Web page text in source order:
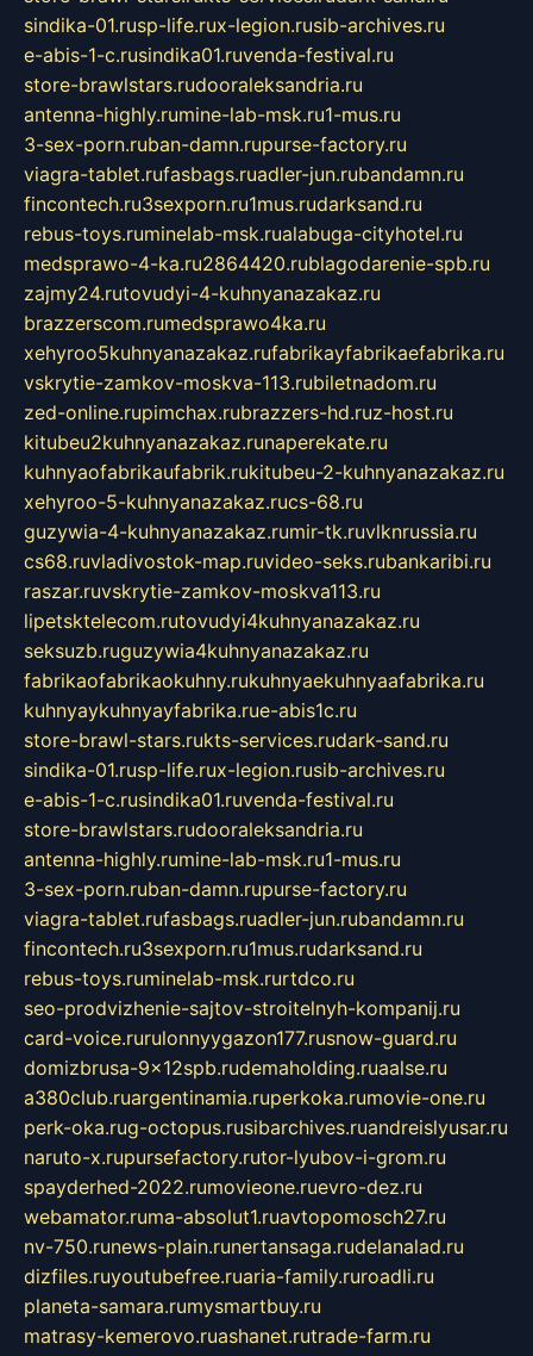
sindika-01.rusp-life.rux-legion.rusib-archives.ru
e-abis-1-c.rusindika01.ruvenda-festival.ru
store-brawlstars.rudooraleksandria.ru
antenna-highly.rumine-lab-msk.ru1-mus.ru
3-sex-porn.ruban-damn.rupurse-factory.ru
viagra-tablet.rufasbags.ruadler-jun.rubandamn.ru
fincontech.ru3sexporn.ru1mus.rudarksand.ru
rebus-toys.ruminelab-msk.rualabuga-cityhotel.ru
medsprawo-4-ka.ru2864420.rublagodarenie-spb.ru
zajmy24.rutovudyi-4-kuhnyanazakaz.ru
brazzerscom.rumedsprawo4ka.ru
xehyroo5kuhnyanazakaz.rufabrikayfabrikaefabrika.ru
vskrytie-zamkov-moskva-113.rubiletnadom.ru
zed-online.rupimchax.rubrazzers-hd.ruz-host.ru
kitubeu2kuhnyanazakaz.runaperekate.ru
kuhnyaofabrikaufabrik.rukitubeu-2-kuhnyanazakaz.ru
xehyroo-5-kuhnyanazakaz.rucs-68.ru
guzywia-4-kuhnyanazakaz.rumir-tk.ruvlknrussia.ru
cs68.ruvladivostok-map.ruvideo-seks.rubankaribi.ru
raszar.ruvskrytie-zamkov-moskva113.ru
lipetsktelecom.rutovudyi4kuhnyanazakaz.ru
seksuzb.ruguzywia4kuhnyanazakaz.ru
fabrikaofabrikaokuhny.rukuhnyaekuhnyaafabrika.ru
kuhnyaykuhnyayfabrika.rue-abis1c.ru
store-brawl-stars.rukts-services.rudark-sand.ru
sindika-01.rusp-life.rux-legion.rusib-archives.ru
e-abis-1-c.rusindika01.ruvenda-festival.ru
store-brawlstars.rudooraleksandria.ru
antenna-highly.rumine-lab-msk.ru1-mus.ru
3-sex-porn.ruban-damn.rupurse-factory.ru
viagra-tablet.rufasbags.ruadler-jun.rubandamn.ru
fincontech.ru3sexporn.ru1mus.rudarksand.ru
rebus-toys.ruminelab-msk.rurtdco.ru
seo-prodvizhenie-sajtov-stroitelnyh-kompanij.ru
card-voice.rurulonnyygazon177.rusnow-guard.ru
domizbrusa-9x12spb.rudemaholding.ruaalse.ru
a380club.ruargentinamia.ruperkoka.rumovie-one.ru
perk-oka.rug-octopus.rusibarchives.ruandreislyusar.ru
naruto-x.rupursefactory.rutor-lyubov-i-grom.ru
spayderhed-2022.rumovieone.ruevro-dez.ru
webamator.ruma-absolut1.ruavtopomosch27.ru
nv-750.runews-plain.runertansaga.rudelanalad.ru
dizfiles.ruyoutubefree.ruaria-family.ruroadli.ru
planeta-samara.rumysmartbuy.ru
matrasy-kemerovo.ruashanet.rutrade-farm.ru